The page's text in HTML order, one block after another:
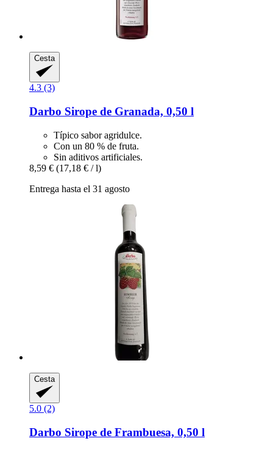
Cesta
4.3 (3)
Darbo Sirope de Granada, 0,50 l
Típico sabor agridulce.
Con un 80 % de fruta.
Sin aditivos artificiales.
8,59 € (17,18 € / l)
Entrega hasta el 31 agosto
Cesta
5.0 (2)
Darbo Sirope de Frambuesa, 0,50 l